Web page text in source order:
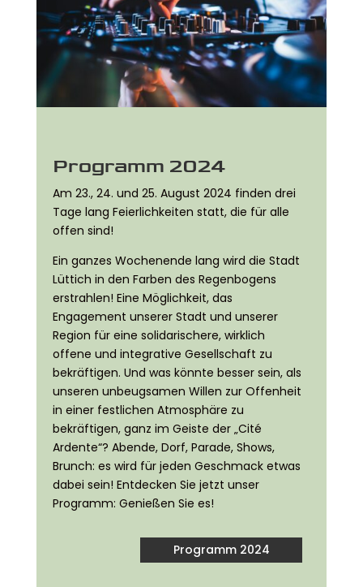
Programm 2024
Am 23., 24. und 25. August 2024 finden drei
Tage lang Feierlichkeiten statt, die für alle
offen sind!
Ein ganzes Wochenende lang wird die Stadt
Lüttich in den Farben des Regenbogens
erstrahlen! Eine Möglichkeit, das
Engagement unserer Stadt und unserer
Region für eine solidarischere, wirklich
offene und integrative Gesellschaft zu
bekräftigen. Und was könnte besser sein, als
unseren unbeugsamen Willen zur Offenheit
in einer festlichen Atmosphäre zu
bekräftigen, ganz im Geiste der „Cité
Ardente“? Abende, Dorf, Parade, Shows,
Brunch: es wird für jeden Geschmack etwas
dabei sein! Entdecken Sie jetzt unser
Programm: Genießen Sie es!
Programm 2024